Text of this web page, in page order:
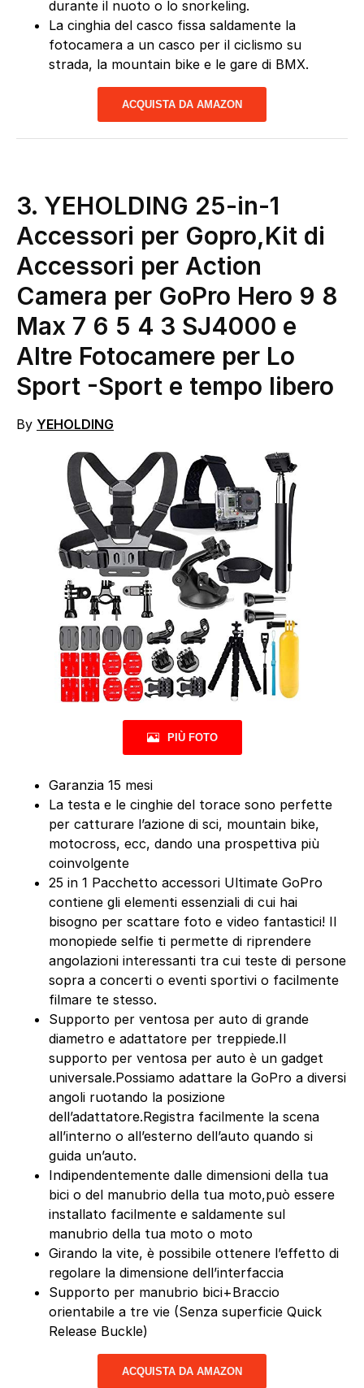
durante il nuoto o lo snorkeling.
La cinghia del casco fissa saldamente la
fotocamera a un casco per il ciclismo su
strada, la mountain bike e le gare di BMX.
ACQUISTA DA AMAZON
3. YEHOLDING 25-in-1
Accessori per Gopro,Kit di
Accessori per Action
Camera per GoPro Hero 9 8
Max 7 6 5 4 3 SJ4000 e
Altre Fotocamere per Lo
Sport -Sport e tempo libero
By YEHOLDING
PIÙ FOTO
Garanzia 15 mesi
La testa e le cinghie del torace sono perfette
per catturare l’azione di sci, mountain bike,
motocross, ecc, dando una prospettiva più
coinvolgente
25 in 1 Pacchetto accessori Ultimate GoPro
contiene gli elementi essenziali di cui hai
bisogno per scattare foto e video fantastici! Il
monopiede selfie ti permette di riprendere
angolazioni interessanti tra cui teste di persone
sopra a concerti o eventi sportivi o facilmente
filmare te stesso.
Supporto per ventosa per auto di grande
diametro e adattatore per treppiede.Il
supporto per ventosa per auto è un gadget
universale.Possiamo adattare la GoPro a diversi
angoli ruotando la posizione
dell’adattatore.Registra facilmente la scena
all’interno o all’esterno dell’auto quando si
guida un’auto.
Indipendentemente dalle dimensioni della tua
bici o del manubrio della tua moto,può essere
installato facilmente e saldamente sul
manubrio della tua moto o moto
Girando la vite, è possibile ottenere l’effetto di
regolare la dimensione dell’interfaccia
Supporto per manubrio bici+Braccio
orientabile a tre vie (Senza superficie Quick
Release Buckle)
ACQUISTA DA AMAZON